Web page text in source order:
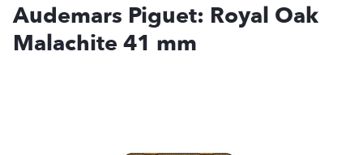
Audemars Piguet: Royal Oak
Malachite 41 mm